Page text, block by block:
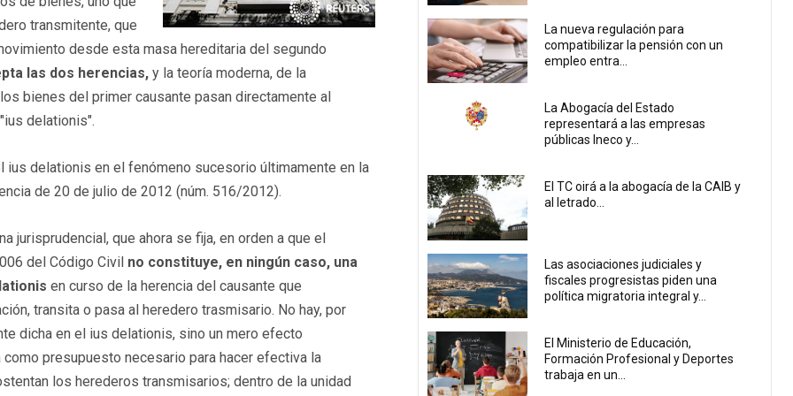
transmitente, que
desde esta masa hereditaria del segundo
las dos herencias, y la teoría moderna, de la
bienes del primer causante pasan directamente al
delationis".
ius delationis en el fenómeno sucesorio últimamente en la
de 20 de julio de 2012 (núm. 516/2012).
jurisprudencial, que ahora se fija, en orden a que el
del Código Civil no constituye, en ningún caso, una
en curso de la herencia del causante que
transita o pasa al heredero trasmisario. No hay, por
dicha en el ius delationis, sino un mero efecto
presupuesto necesario para hacer efectiva la
los herederos transmisarios; dentro de la unidad
La nueva regulación para
compatibilizar la pensión con un
empleo entra...
La Abogacía del Estado
representará a las empresas
públicas Ineco y...
El TC oirá a la abogacía de la CAIB y
al letrado...
Las asociaciones judiciales y
fiscales progresistas piden una
política migratoria integral y...
El Ministerio de Educación,
Formación Profesional y Deportes
trabaja en un...